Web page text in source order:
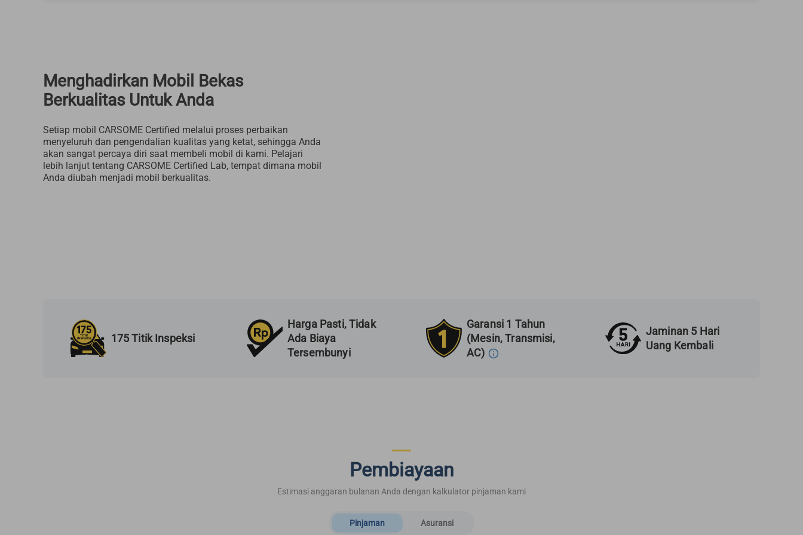
Menghadirkan Mobil Bekas
Berkualitas Untuk Anda
Setiap mobil CARSOME Certified melalui proses perbaikan
menyeluruh dan pengendalian kualitas yang ketat, sehingga Anda
akan sangat percaya diri saat membeli mobil di kami. Pelajari
lebih lanjut tentang CARSOME Certified Lab, tempat dimana mobil
Anda diubah menjadi mobil berkualitas.
175 Titik Inspeksi
Harga Pasti, Tidak
Ada Biaya
Tersembunyi
Garansi 1 Tahun
(Mesin, Transmisi,
AC)
Jaminan 5 Hari
Uang Kembali
Pembiayaan
Estimasi anggaran bulanan Anda dengan kalkulator pinjaman kami
Pinjaman Asuransi